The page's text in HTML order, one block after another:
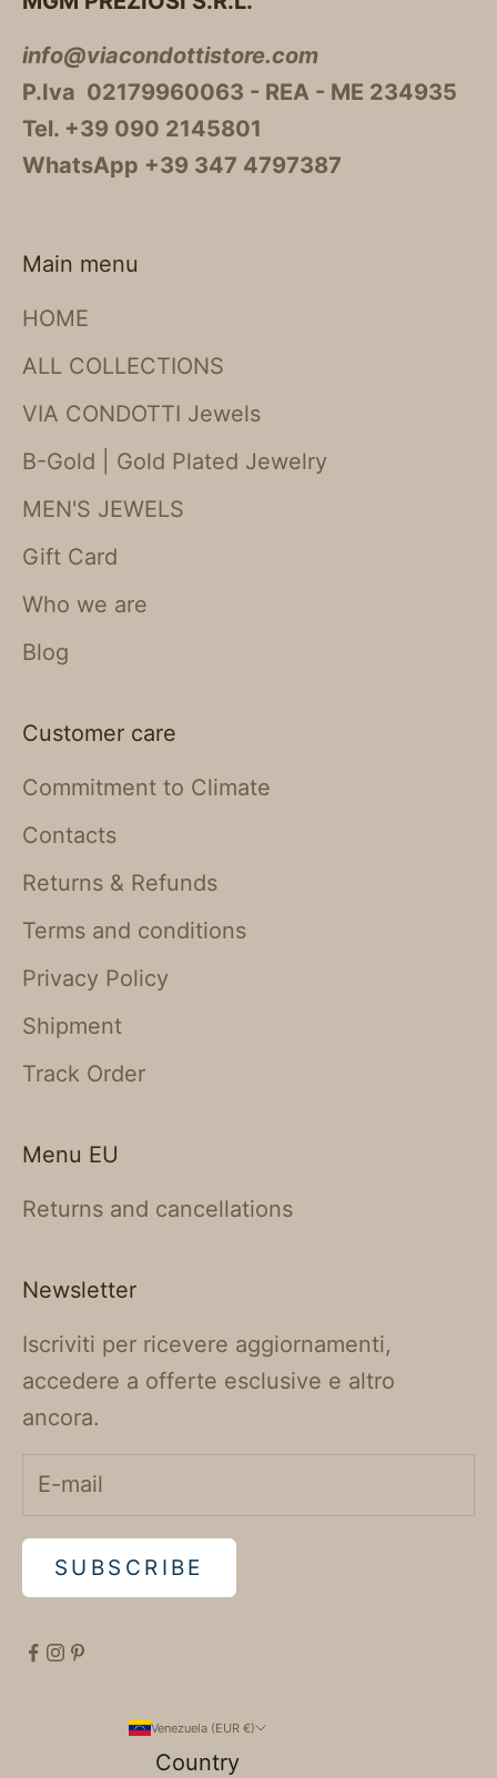
info@viacondottistore.com
P.Iva 02179960063 - REA - ME 234935
Tel. +39 090 2145801
WhatsApp +39 347 4797387
Main menu
HOME
ALL COLLECTIONS
VIA CONDOTTI Jewels
B-Gold | Gold Plated Jewelry
MEN'S JEWELS
Gift Card
Who we are
Blog
Customer care
Commitment to Climate
Contacts
Returns & Refunds
Terms and conditions
Privacy Policy
Shipment
Track Order
Menu EU
Returns and cancellations
Newsletter
Iscriviti per ricevere aggiornamenti,
accedere a offerte esclusive e altro
ancora.
SUBSCRIBE
Venezuela (EUR €)
Country